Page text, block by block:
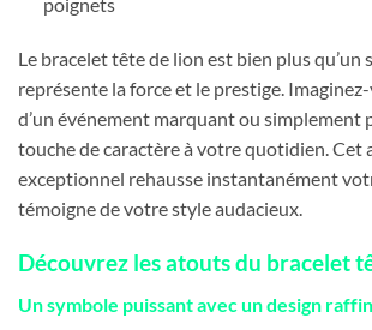
Le bracelet tête de lion est bien plus qu’un
représente la force et le prestige.
d’un événement marquant ou simplement
touche de caractère à votre quotidien. Cet
exceptionnel rehausse instantanément
témoigne de votre style audacieux.
Découvrez les atouts du bracelet
Un symbole puissant avec un design